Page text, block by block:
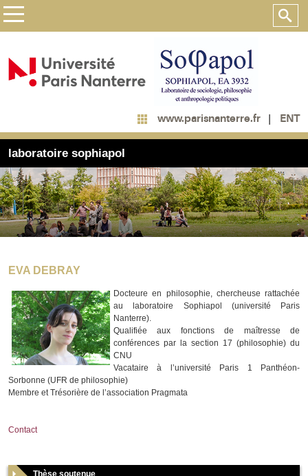
www.parisnanterre.fr ENT
laboratoire sophiapol
EVA DEBRAY
Docteure en philosophie, chercheuse rattachée
au laboratoire Sophiapol (université Paris
Nanterre).
Qualifiée aux fonctions de maîtresse de
conférences par la section 17 (philosophie) du
CNU
Vacataire à l’université Paris 1 Panthéon-
Sorbonne (UFR de philosophie)
Membre et Trésorière de l’association Pragmata
Contact